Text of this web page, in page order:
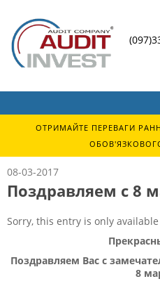
ОТРИМАЙТЕ ПЕРЕВАГИ
08-03-2017
Поздравляем с 8
Sorry, this entry is only
Поздравляем Вас с
8